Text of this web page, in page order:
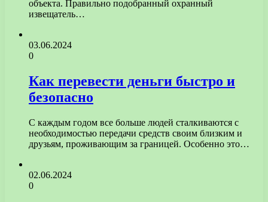
объекта. Правильно подобранный охранный
извещатель…
03.06.2024
0
Как перевести деньги быстро и
безопасно
С каждым годом все больше людей сталкиваются с
необходимостью передачи средств своим близким и
друзьям, проживающим за границей. Особенно это…
02.06.2024
0